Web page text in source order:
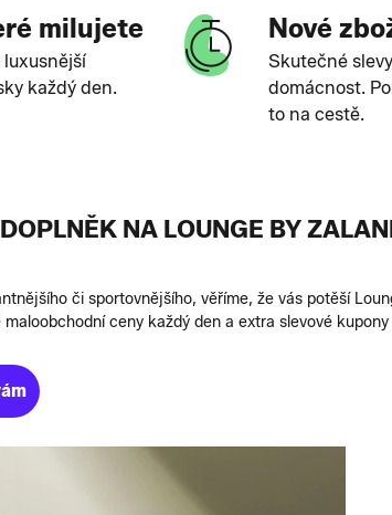
milujete
luxusnější
každý den.
Nové
Skutečné
domácnost.
to na cestě.
NA LOUNGE BY
či sportovnějšího, věříme, že vás potěší
ceny každý den a extra slevové